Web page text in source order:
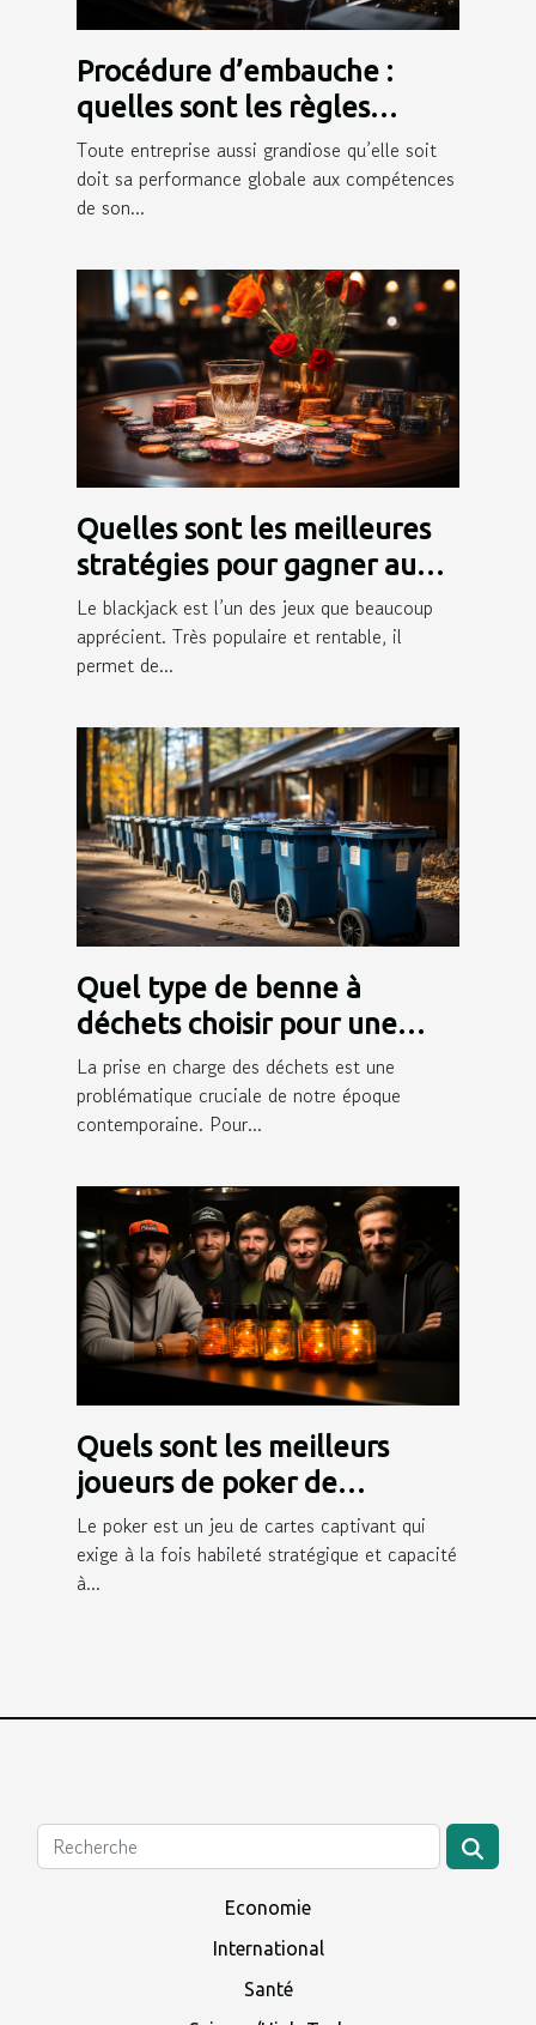
Procédure d’embauche :
quelles sont les règles
juridiques qui l’encadrent ?
Toute entreprise aussi grandiose qu’elle soit
doit sa performance globale aux compétences
de son...
Quelles sont les meilleures
stratégies pour gagner au
blackjack ?
Le blackjack est l’un des jeux que beaucoup
apprécient. Très populaire et rentable, il
permet de...
Quel type de benne à
déchets choisir pour une
gestion efficace des déchets
?
La prise en charge des déchets est une
problématique cruciale de notre époque
contemporaine. Pour...
Quels sont les meilleurs
joueurs de poker de
Winamax ?
Le poker est un jeu de cartes captivant qui
exige à la fois habileté stratégique et capacité
à...
Economie
International
Santé